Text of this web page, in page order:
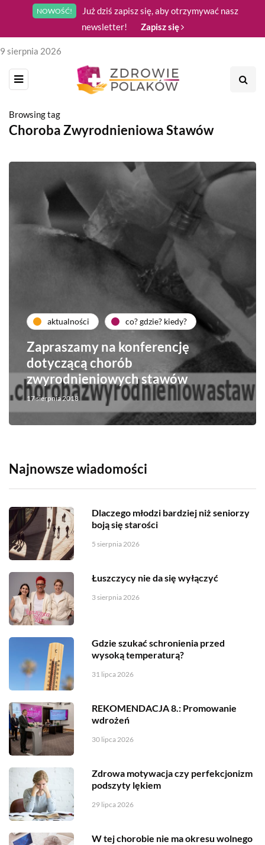
NOWOŚĆ!
Już dziś zapisz się, aby otrzymywać nasz
newsletter!
Zapisz się
9 sierpnia 2026
Browsing tag
Choroba Zwyrodnieniowa Stawów
aktualności co? gdzie? kiedy?
Zapraszamy na konferencję
dotyczącą chorób
zwyrodnieniowych stawów
17 sierpnia 2018
Najnowsze wiadomości
Dlaczego młodzi bardziej niż seniorzy
boją się starości
5 sierpnia 2026
Łuszczycy nie da się wyłączyć
3 sierpnia 2026
Gdzie szukać schronienia przed
wysoką temperaturą?
31 lipca 2026
REKOMENDACJA 8.: Promowanie
wdrożeń
30 lipca 2026
Zdrowa motywacja czy perfekcjonizm
podszyty lękiem
29 lipca 2026
W tej chorobie nie ma okresu wolnego